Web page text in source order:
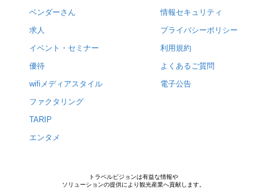
ベンダーさん
求人
イベント・セミナー
優待
wifiメディアスタイル
ファクタリング
TARIP
エンタメ
情報セキュリティ
プライバシーポリシー
利用規約
よくあるご質問
電子公告
トラベルビジョンは有益な情報や
ソリューションの提供により観光産業へ貢献します。